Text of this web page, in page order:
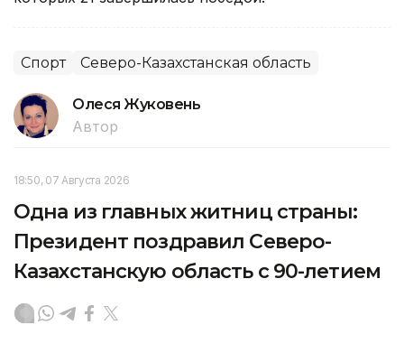
Спорт Северо-Казахстанская область
Олеся Жуковень
Автор
18:50, 07 Августа 2026
Одна из главных житниц страны:
Президент поздравил Северо-
Казахстанскую область с 90-летием